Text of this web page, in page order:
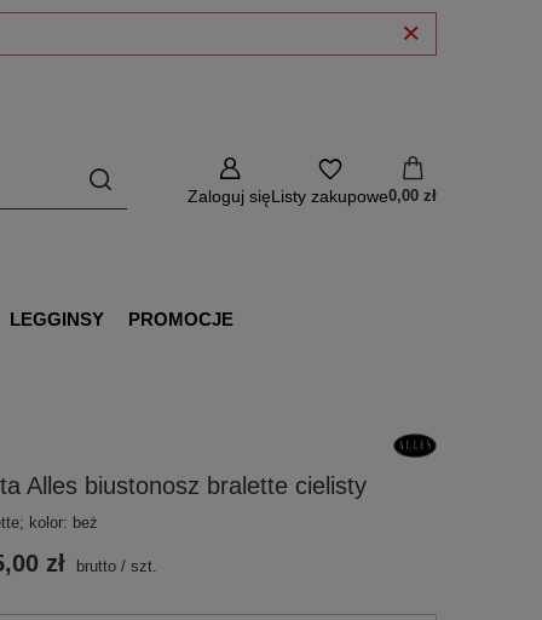
Zaloguj sięListy zakupowe0,00 zł
LEGGINSY PROMOCJE
Alles biustonosz bralette cielisty
kolor: beż
zł brutto /szt.